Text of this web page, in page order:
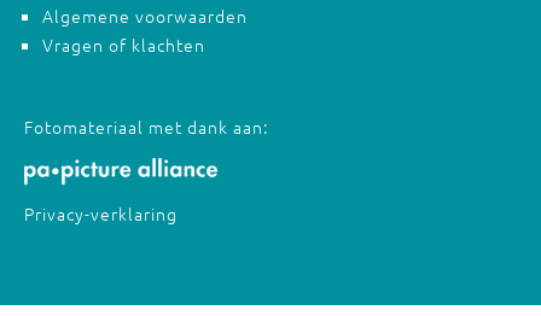
Algemene voorwaarden
Vragen of klachten
Fotomateriaal met dank aan:
Privacy-verklaring